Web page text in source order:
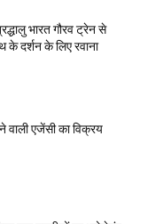
भारत गौरव ट्रेन से
के दर्शन के लिए रवाना
एजेंसी का विक्रय